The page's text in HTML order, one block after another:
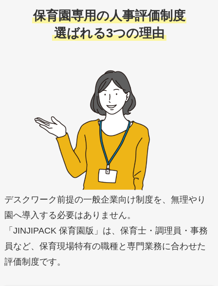
保育園専用の人事評価制度
選ばれる3つの理由
デスクワーク前提の一般企業向け制度を、無理やり
園へ導入する必要はありません。
「JINJIPACK 保育園版」は、保育士・調理員・事務
員など、保育現場特有の職種と専門業務に合わせた
評価制度です。